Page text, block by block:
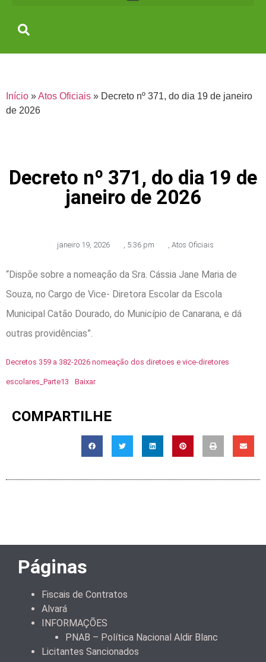
Início »Atos Oficiais » Decreto nº 371, do dia 19 de janeiro
de 2026
Decreto nº 371, do dia 19 de
janeiro de 2026
janeiro 19, 2026 , 5:36 pm , Atos Oficiais
“Dispõe sobre a nomeação da Sra. Cássia Jane Maria de
Souza, no Cargo de Vice- Diretora Escolar da Escola
Municipal Catão Dourado, do Município de Canarana, e dá
outras providências”.
Decretos 359 a 382-2026 nomeação dos diretoes e vice-diretores
escolares_Parte13 Baixar
COMPARTILHE
Páginas
Fiscais de Contratos
Alvará
INFORMAÇÕES
PNAB – Política Nacional Aldir Blanc
Licitantes Sancionados